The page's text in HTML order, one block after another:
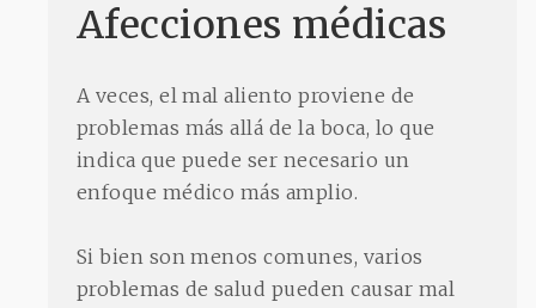
Afecciones médicas
A veces, el mal aliento proviene de
problemas más allá de la boca, lo que
indica que puede ser necesario un
enfoque médico más amplio.
Si bien son menos comunes, varios
problemas de salud pueden causar mal